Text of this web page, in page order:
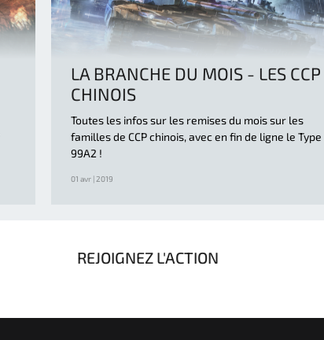
LA BRANCHE DU MOIS - LES CCP
CHINOIS
Toutes les infos sur les remises du mois sur les
familles de CCP chinois, avec en fin de ligne le Type
99A2 !
01 avr | 2019
REJOIGNEZ L'ACTION